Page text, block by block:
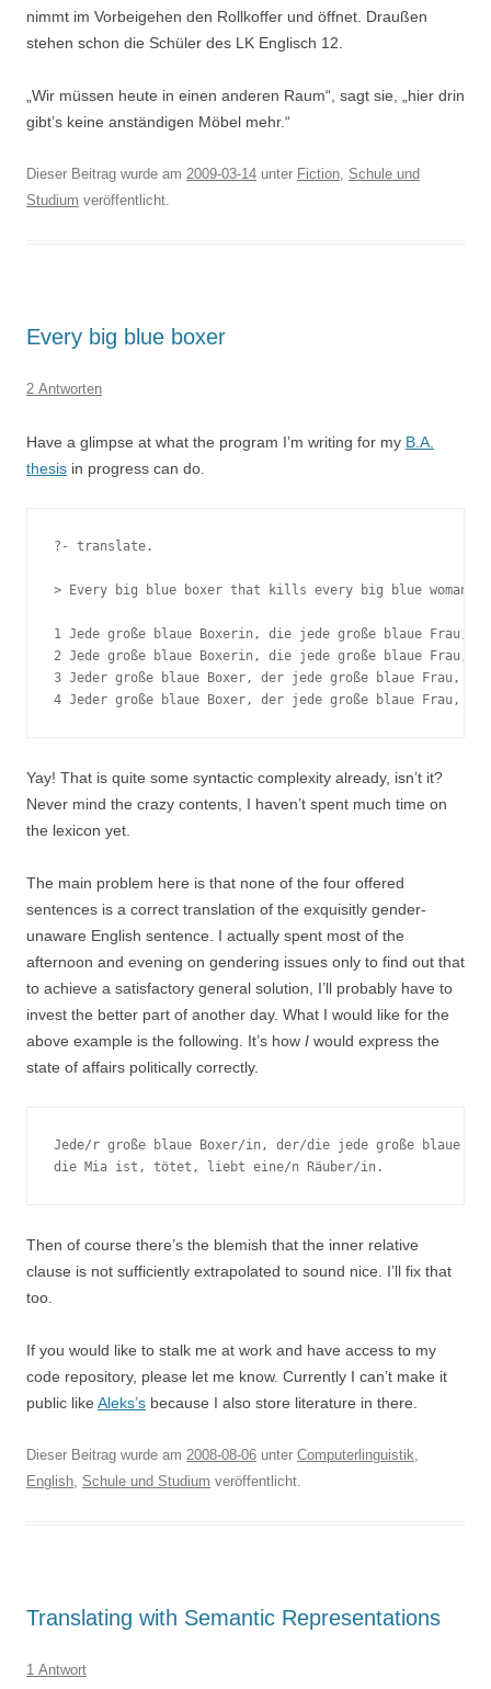
nimmt im Vorbeigehen den Rollkoffer und öffnet. Draußen
stehen schon die Schüler des LK Englisch 12.
„Wir müssen heute in einen anderen Raum“, sagt sie, „hier drin
gibt’s keine anständigen Möbel mehr.“
Dieser Beitrag wurde am 2009-03-14 unter Fiction, Schule und
Studium veröffentlicht.
Every big blue boxer
2 Antworten
Have a glimpse at what the program I’m writing for my B.A.
thesis in progress can do.
?- translate.
> Every big blue boxer that kills every big blue woman
1 Jede große blaue Boxerin, die jede große blaue
2 Jede große blaue Boxerin, die jede große blaue
3 Jeder große blaue Boxer, der jede große blaue
4 Jeder große blaue Boxer, der jede große blaue Frau,
Yay! That is quite some syntactic complexity already, isn’t it?
Never mind the crazy contents, I haven’t spent much time on
the lexicon yet.
The main problem here is that none of the four offered
sentences is a correct translation of the exquisitly gender-
unaware English sentence. I actually spent most of the
afternoon and evening on gendering issues only to find out that
to achieve a satisfactory general solution, I’ll probably have to
invest the better part of another day. What I would like for the
above example is the following. It’s how I would express the
state of affairs politically correctly.
Jede/r große blaue Boxer/in, der/die jede große blaue
die Mia ist, tötet, liebt eine/n Räuber/in.
Then of course there’s the blemish that the inner relative
clause is not sufficiently extrapolated to sound nice. I’ll fix that
too.
If you would like to stalk me at work and have access to my
code repository, please let me know. Currently I can’t make it
public like Aleks’s because I also store literature in there.
Dieser Beitrag wurde am 2008-08-06 unter Computerlinguistik,
English, Schule und Studium veröffentlicht.
Translating with Semantic Representations
1 Antwort